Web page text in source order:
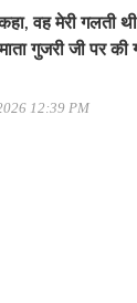
वह मेरी गलती
गुजरी जी पर की
12:39 PM